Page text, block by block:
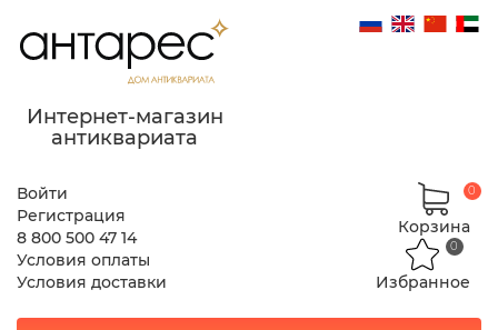
Интернет-магазин
антиквариата
Войти
Регистрация
8 800 500 47 14
Условия оплаты
Условия доставки
Корзина
0
Избранное
0